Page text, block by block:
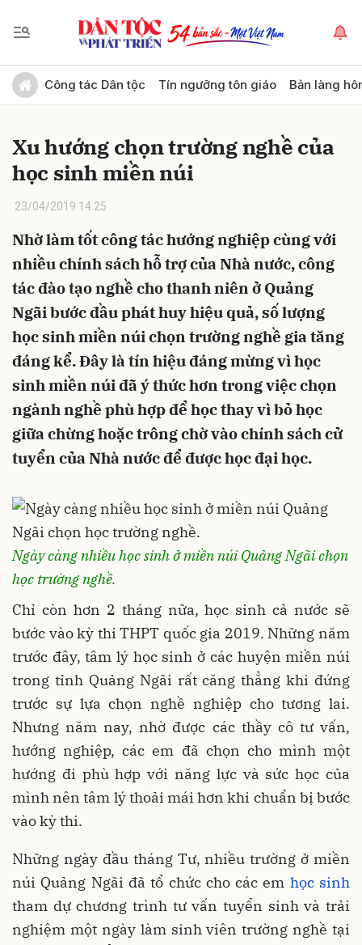
Công tác Dân tộc Tín ngưỡng tôn giáo Bản làng
Xu hướng chọn trường nghề của
học sinh miền núi
23/04/2019 14:25
Nhờ làm tốt công tác hướng nghiệp cùng với
nhiều chính sách hỗ trợ của Nhà nước, công
tác đào tạo nghề cho thanh niên ở Quảng
Ngãi bước đầu phát huy hiệu quả, số lượng
học sinh miền núi chọn trường nghề gia tăng
đáng kể. Đây là tín hiệu đáng mừng vì học
sinh miền núi đã ý thức hơn trong việc chọn
ngành nghề phù hợp để học thay vì bỏ học
giữa chừng hoặc trông chờ vào chính sách cử
tuyển của Nhà nước để được học đại học.
Ngày càng nhiều học sinh ở miền núi Quảng Ngãi chọn
học trường nghề.
Chỉ còn hơn 2 tháng nữa, học sinh cả nước sẽ
bước vào kỳ thi THPT quốc gia 2019. Những năm
trước đây, tâm lý học sinh ở các huyện miền núi
trong tỉnh Quảng Ngãi rất căng thẳng khi đứng
trước sự lựa chọn nghề nghiệp cho tương lai.
Nhưng năm nay, nhờ được các thầy cô tư vấn,
hướng nghiệp, các em đã chọn cho mình một
hướng đi phù hợp với năng lực và sức học của
mình nên tâm lý thoải mái hơn khi chuẩn bị bước
vào kỳ thi.
Những ngày đầu tháng Tư, nhiều trường ở miền
núi Quảng Ngãi đã tổ chức cho các em học sinh
tham dự chương trình tư vấn tuyển sinh và trải
nghiệm một ngày làm sinh viên trường nghề tại
Gửi bình luận
Hủy Gửi